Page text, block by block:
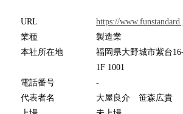
URL
https://
業種
製造業
本社所在地
福岡県大野城市紫台
1F 1001
電話番号
-
代表者名
大屋良介 笹森広貴